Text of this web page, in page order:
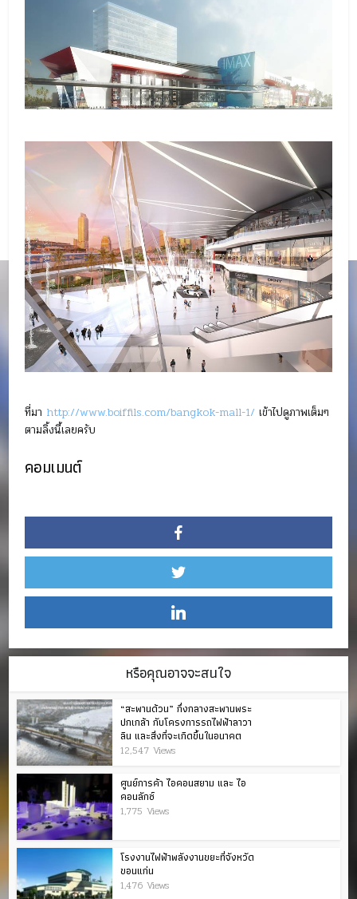
ที่มา http://www.boiffils.com/bangkok-mall-1/ เข้าไปดูภาพเต็มๆ
ตามลิ้งนี้เลยครับ
คอมเมนต์
หรือคุณอาจจะสนใจ
“สะพานด้วน” กึ่งกลางสะพานพระ
ปกเกล้า กับโครงการรถไฟฟ้าลาวา
ลิน และสิ่งที่จะเกิดขึ้นในอนาคต
12,547 Views
ศูนย์การค้า ไอคอนสยาม และ ไอ
คอนลักซ์
1,775 Views
โรงงานไฟฟ้าพลังงานขยะที่จังหวัด
ขอนแก่น
1,476 Views